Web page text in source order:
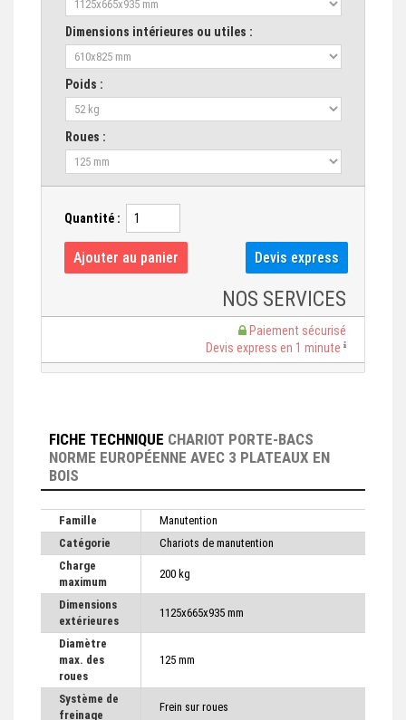
Dimensions intérieures ou utiles :
Poids :
Roues :
Quantité :
NOS SERVICES
Paiement sécurisé
Devis express en 1 minute
FICHE TECHNIQUE CHARIOT PORTE-BACS
NORME EUROPÉENNE AVEC 3 PLATEAUX EN
BOIS
Famille
Manutention
Catégorie
Chariots de manutention
Charge
maximum
200 kg
Dimensions
extérieures
1125x665x935 mm
Diamètre
max. des
roues
125 mm
Système de
freinage
Frein sur roues